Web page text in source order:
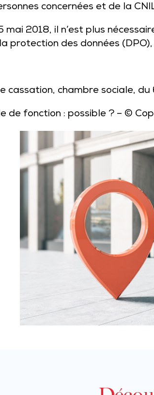
concernées et de la
mai 2018, il n’est plus
protection des données
cassation, chambre sociale,
de fonction : possible ? – ©